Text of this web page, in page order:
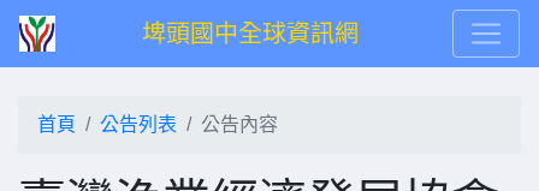
埤頭國中全球資訊網
首頁 公告列表 公告內容